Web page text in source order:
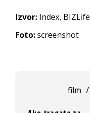
Izvor: Index, BIZLife
Foto:screenshot
film /